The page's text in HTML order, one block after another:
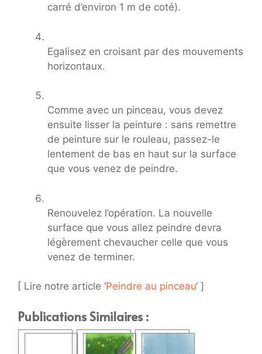
carré d’environ 1 m de coté).
Egalisez en croisant par des mouvements
horizontaux.
Comme avec un pinceau, vous devez
ensuite lisser la peinture : sans remettre
de peinture sur le rouleau, passez-le
lentement de bas en haut sur la surface
que vous venez de peindre.
Renouvelez l’opération. La nouvelle
surface que vous allez peindre devra
légèrement chevaucher celle que vous
venez de terminer.
[ Lire notre article ‘Peindre au pinceau‘ ]
Publications Similaires :